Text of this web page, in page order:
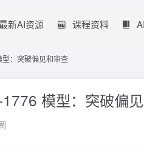
新AI资源 课程资料
：突破偏见和审查
模型：突破偏